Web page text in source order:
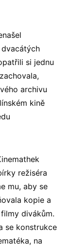
si jednu
archivu
kině
režiséra
mu, aby se
kopie a
divákům.
se konstrukce
na